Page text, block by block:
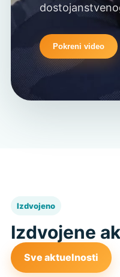
Pokreni video
Izdvojeno
Izdvojene
Sve aktuelnosti